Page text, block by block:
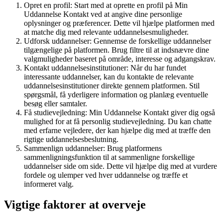
Opret en profil: Start med at oprette en profil på Min
Uddannelse Kontakt ved at angive dine personlige
oplysninger og præferencer. Dette vil hjælpe platformen med
at matche dig med relevante uddannelsesmuligheder.
Udforsk uddannelser: Gennemse de forskellige uddannelser
tilgængelige på platformen. Brug filtre til at indsnævre dine
valgmuligheder baseret på område, interesse og adgangskrav.
Kontakt uddannelsesinstitutioner: Når du har fundet
interessante uddannelser, kan du kontakte de relevante
uddannelsesinstitutioner direkte gennem platformen. Stil
spørgsmål, få yderligere information og planlæg eventuelle
besøg eller samtaler.
Få studievejledning: Min Uddannelse Kontakt giver dig også
mulighed for at få personlig studievejledning. Du kan chatte
med erfarne vejledere, der kan hjælpe dig med at træffe den
rigtige uddannelsesbeslutning.
Sammenlign uddannelser: Brug platformens
sammenligningsfunktion til at sammenligne forskellige
uddannelser side om side. Dette vil hjælpe dig med at vurdere
fordele og ulemper ved hver uddannelse og træffe et
informeret valg.
Vigtige faktorer at overveje